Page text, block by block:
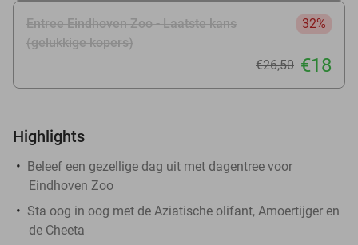
Entree Eindhoven Zoo - Laatste kans
(gelukkige kopers)
32%
€26,50 €18
Highlights
Beleef een gezellige dag uit met dagentree voor
Eindhoven Zoo
Sta oog in oog met de Aziatische olifant, Amoertijger en
de Cheeta